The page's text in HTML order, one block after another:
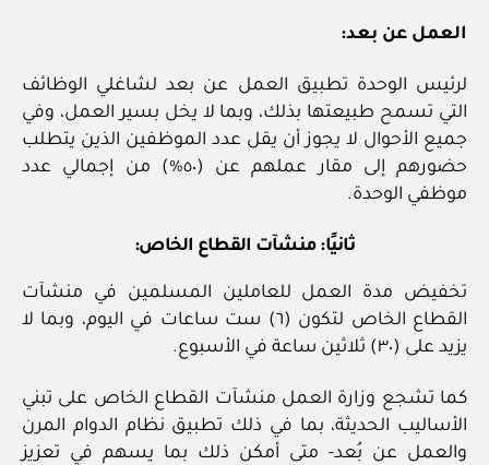
العمل عن بعد:
لرئيس الوحدة تطبيق العمل عن بعد لشاغلي الوظائف
التي تسمح طبيعتها بذلك، وبما لا يخل بسير العمل، وفي
جميع الأحوال لا يجوز أن يقل عدد الموظفين الذين يتطلب
حضورهم إلى مقار عملهم عن (٥٠%) من إجمالي عدد
موظفي الوحدة.
ثانيًا: منشآت القطاع الخاص:
تخفيض مدة العمل للعاملين المسلمين في منشآت
القطاع الخاص لتكون (٦) ست ساعات في اليوم، وبما لا
يزيد على (٣٠) ثلاثين ساعة في الأسبوع.
كما تشجع وزارة العمل منشآت القطاع الخاص على تبني
الأساليب الحديثة، بما في ذلك تطبيق نظام الدوام المرن
والعمل عن بُعد- متى أمكن ذلك بما يسهم في تعزيز